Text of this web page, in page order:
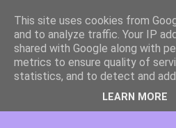
This site uses cookies from
and to analyze traffic. Your IP
shared with Google along with
metrics to ensure quality of
statistics, and to detect and
LEARN MORE